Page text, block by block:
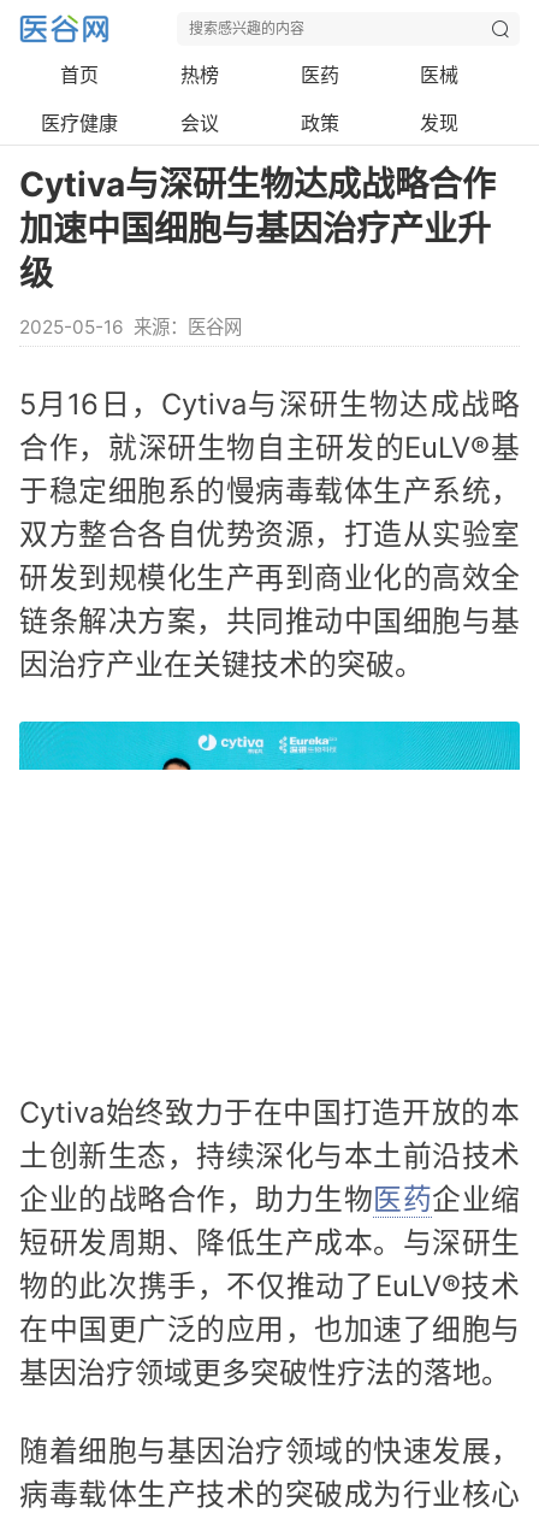
首页 热榜 医药
医械
医疗健康
会议 政策 发现
Cytiva与深研生物达成战略合作
加速中国细胞与基因治疗产业升
级
2025-05-16 来源：医谷网
5月16日，Cytiva与深研生物达成战略
合作，就深研生物自主研发的EuLV®基
于稳定细胞系的慢病毒载体生产系统，
双方整合各自优势资源，打造从实验室
研发到规模化生产再到商业化的高效全
链条解决方案，共同推动中国细胞与基
因治疗产业在关键技术的突破。
Cytiva始终致力于在中国打造开放的本
土创新生态，持续深化与本土前沿技术
企业的战略合作，助力生物医药企业缩
短研发周期、降低生产成本。与深研生
物的此次携手，不仅推动了EuLV®技术
在中国更广泛的应用，也加速了细胞与
基因治疗领域更多突破性疗法的落地。
随着细胞与基因治疗领域的快速发展，
病毒载体生产技术的突破成为行业核心